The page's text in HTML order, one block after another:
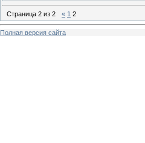
Страница 2 из 2 « 1 2
Полная версия сайта